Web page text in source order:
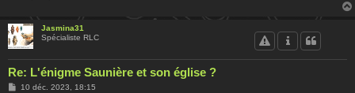
Jasmina31
Spécialiste RLC
Re: L'énigme Saunière et son église ?
M
10 déc. 2023, 18:15